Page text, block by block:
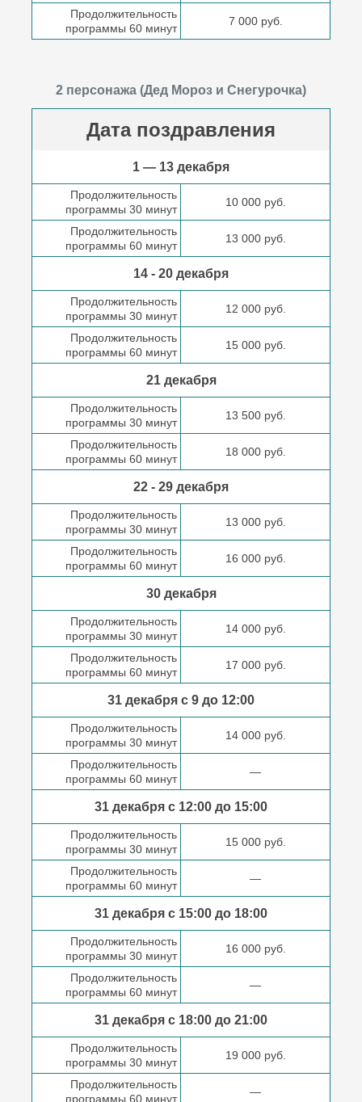
Продолжительность
программы 60 минут
7 000 руб.
2 персонажа (Дед Мороз и Снегурочка)
Дата поздравления
1 — 13 декабря
Продолжительность
программы 30 минут
10 000 руб.
Продолжительность
программы 60 минут
13 000 руб.
14 - 20 декабря
Продолжительность
программы 30 минут
12 000 руб.
Продолжительность
программы 60 минут
15 000 руб.
21 декабря
Продолжительность
программы 30 минут
13 500 руб.
Продолжительность
программы 60 минут
18 000 руб.
22 - 29 декабря
Продолжительность
программы 30 минут
13 000 руб.
Продолжительность
программы 60 минут
16 000 руб.
30 декабря
Продолжительность
программы 30 минут
14 000 руб.
Продолжительность
программы 60 минут
17 000 руб.
31 декабря с 9 до 12:00
Продолжительность
программы 30 минут
14 000 руб.
Продолжительность
программы 60 минут
—
31 декабря с 12:00 до 15:00
Продолжительность
программы 30 минут
15 000 руб.
Продолжительность
программы 60 минут
—
31 декабря с 15:00 до 18:00
Продолжительность
программы 30 минут
16 000 руб.
Продолжительность
программы 60 минут
—
31 декабря с 18:00 до 21:00
Продолжительность
программы 30 минут
19 000 руб.
Продолжительность
программы 60 минут
—